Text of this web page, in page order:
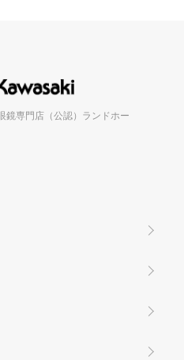
鏡専門店（公認）ランドホー